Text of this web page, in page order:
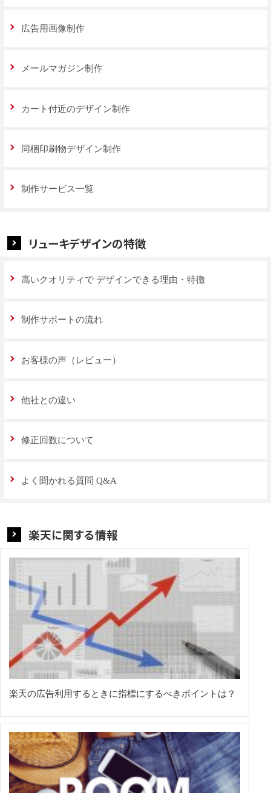
広告用画像制作
メールマガジン制作
カート付近のデザイン制作
同梱印刷物デザイン制作
制作サービス一覧
リューキデザインの特徴
高いクオリティで デザインできる理由・特徴
制作サポートの流れ
お客様の声（レビュー）
他社との違い
修正回数について
よく聞かれる質問 Q&A
楽天に関する情報
楽天の広告利用するときに指標にするべきポイントは？